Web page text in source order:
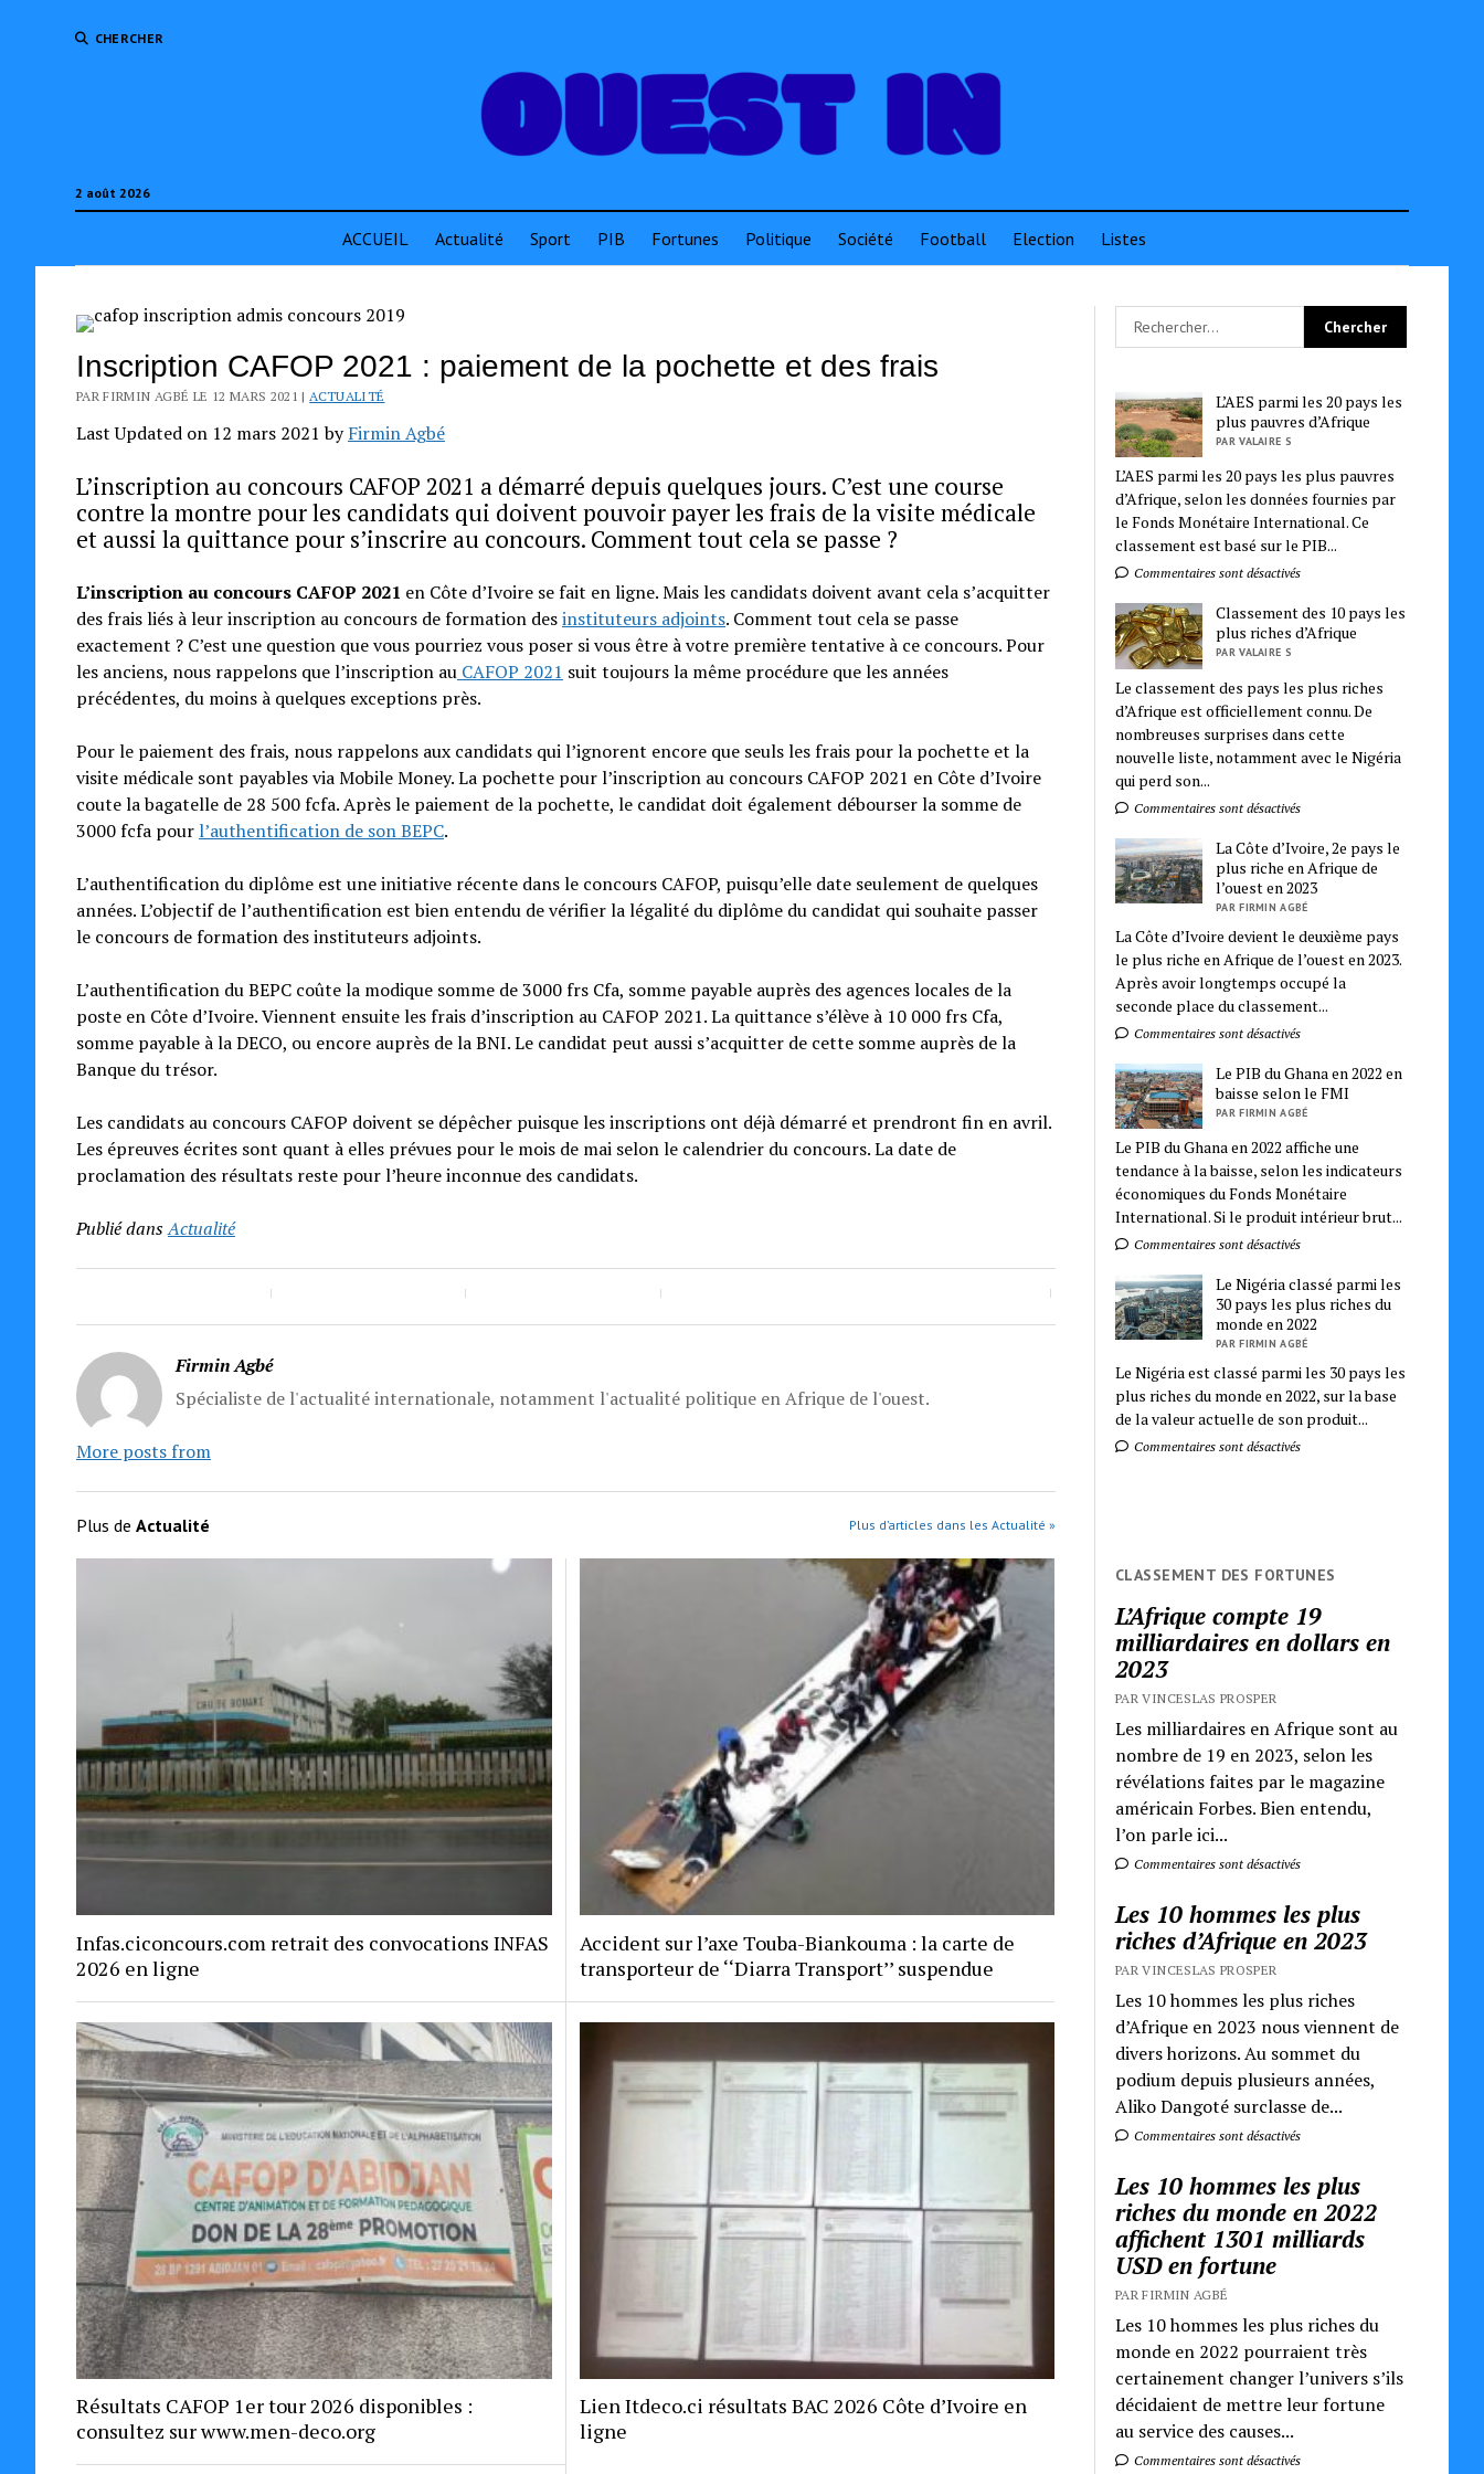
CHERCHER
2 août 2026
ACCUEIL Actualité Sport PIB Fortunes Politique Société Football Election Listes
Inscription CAFOP 2021 : paiement de la pochette et des frais
PAR FIRMIN AGBÉ LE 12 MARS 2021 |ACTUALITÉ
Last Updated on 12 mars 2021 byFirmin Agbé
L’inscription au concours CAFOP 2021 a démarré depuis quelques jours. C’est une course
contre la montre pour les candidats qui doivent pouvoir payer les frais de la visite médicale
et aussi la quittance pour s’inscrire au concours. Comment tout cela se passe ?
L’inscription au concours CAFOP 2021 en Côte d’Ivoire se fait en ligne. Mais les candidats doivent avant cela s’acquitter
des frais liés à leur inscription au concours de formation desinstituteurs adjoints. Comment tout cela se passe
exactement ? C’est une question que vous pourriez vous poser si vous être à votre première tentative à ce concours. Pour
les anciens, nous rappelons que l’inscription auCAFOP 2021 suit toujours la même procédure que les années
précédentes, du moins à quelques exceptions près.
Pour le paiement des frais, nous rappelons aux candidats qui l’ignorent encore que seuls les frais pour la pochette et la
visite médicale sont payables via Mobile Money. La pochette pour l’inscription au concours CAFOP 2021 en Côte d’Ivoire
coute la bagatelle de 28 500 fcfa. Après le paiement de la pochette, le candidat doit également débourser la somme de
3000 fcfa pour l’authentification de son BEPC.
L’authentification du diplôme est une initiative récente dans le concours CAFOP, puisqu’elle date seulement de quelques
années. L’objectif de l’authentification est bien entendu de vérifier la légalité du diplôme du candidat qui souhaite passer
le concours de formation des instituteurs adjoints.
L’authentification du BEPC coûte la modique somme de 3000 frs Cfa, somme payable auprès des agences locales de la
poste en Côte d’Ivoire. Viennent ensuite les frais d’inscription au CAFOP 2021. La quittance s’élève à 10 000 frs Cfa,
somme payable à la DECO, ou encore auprès de la BNI. Le candidat peut aussi s’acquitter de cette somme auprès de la
Banque du trésor.
Les candidats au concours CAFOP doivent se dépêcher puisque les inscriptions ont déjà démarré et prendront fin en avril.
Les épreuves écrites sont quant à elles prévues pour le mois de mai selon le calendrier du concours. La date de
proclamation des résultats reste pour l’heure inconnue des candidats.
Publié dansActualité
Firmin Agbé
Spécialiste de l'actualité internationale, notamment l'actualité politique en Afrique de l'ouest.
More posts from
Plus de Actualité Plus d’articles dans les Actualité »
Infas.ciconcours.com retrait des convocations INFAS
2026 en ligne
Accident sur l’axe Touba-Biankouma : la carte de
transporteur de ‘‘Diarra Transport’’ suspendue
Résultats CAFOP 1er tour 2026 disponibles :
consultez sur www.men-deco.org
Lien Itdeco.ci résultats BAC 2026 Côte d’Ivoire en
ligne
L’AES parmi les 20 pays les
plus pauvres d’Afrique
PAR VALAIRE S
L’AES parmi les 20 pays les plus pauvres
d’Afrique, selon les données fournies par
le Fonds Monétaire International. Ce
classement est basé sur le PIB...
Commentaires sont désactivés
Classement des 10 pays les
plus riches d’Afrique
PAR VALAIRE S
Le classement des pays les plus riches
d’Afrique est officiellement connu. De
nombreuses surprises dans cette
nouvelle liste, notamment avec le Nigéria
qui perd son...
Commentaires sont désactivés
La Côte d’Ivoire, 2e pays le
plus riche en Afrique de
l’ouest en 2023
PAR FIRMIN AGBÉ
La Côte d’Ivoire devient le deuxième pays
le plus riche en Afrique de l’ouest en 2023.
Après avoir longtemps occupé la
seconde place du classement...
Commentaires sont désactivés
Le PIB du Ghana en 2022 en
baisse selon le FMI
PAR FIRMIN AGBÉ
Le PIB du Ghana en 2022 affiche une
tendance à la baisse, selon les indicateurs
économiques du Fonds Monétaire
International. Si le produit intérieur brut...
Commentaires sont désactivés
Le Nigéria classé parmi les
30 pays les plus riches du
monde en 2022
PAR FIRMIN AGBÉ
Le Nigéria est classé parmi les 30 pays les
plus riches du monde en 2022, sur la base
de la valeur actuelle de son produit...
Commentaires sont désactivés
CLASSEMENT DES FORTUNES
L’Afrique compte 19
milliardaires en dollars en
2023
PAR VINCESLAS PROSPER
Les milliardaires en Afrique sont au
nombre de 19 en 2023, selon les
révélations faites par le magazine
américain Forbes. Bien entendu,
l’on parle ici...
Commentaires sont désactivés
Les 10 hommes les plus
riches d’Afrique en 2023
PAR VINCESLAS PROSPER
Les 10 hommes les plus riches
d’Afrique en 2023 nous viennent de
divers horizons. Au sommet du
podium depuis plusieurs années,
Aliko Dangoté surclasse de...
Commentaires sont désactivés
Les 10 hommes les plus
riches du monde en 2022
affichent 1301 milliards
USD en fortune
PAR FIRMIN AGBÉ
Les 10 hommes les plus riches du
monde en 2022 pourraient très
certainement changer l’univers s’ils
décidaient de mettre leur fortune
au service des causes...
Commentaires sont désactivés